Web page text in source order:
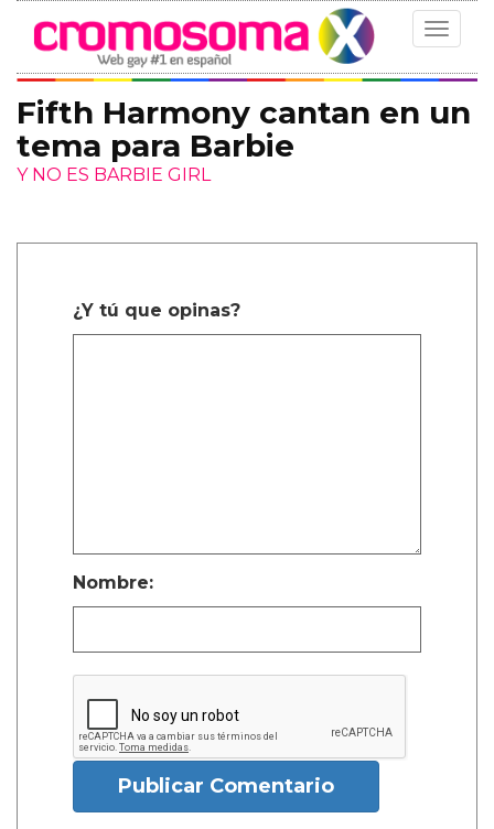
Toggle
Fifth Harmony cantan en un
tema para Barbie
Y NO ES BARBIE GIRL
¿Y tú que opinas?
Nombre:
Publicar Comentario